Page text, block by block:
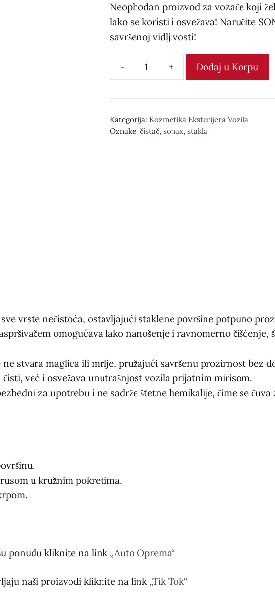
Neophodan proizvod za vozače koji
lako se koristi i osvežava! Naručite
savršenoj vidljivosti!
-
SONAX
количина
+ Dodaj u Korpu
Kategorija: Kozmetika Eksterijera Vozila
Oznake: čistač, sonax, stakla
vrste nečistoća, ostavljajući staklene površine potpuno
omogućava lako nanošenje i ravnomerno čišćenje,
ne stvara maglica ili mrlje, pružajući savršenu prozirnost bez
čisti, već i osvežava unutrašnjost vozila prijatnim mirisom.
za upotrebu i ne sadrže štetne hemikalije, čime se
u kružnim pokretima.
ponudu kliknite na link „Auto Oprema“
naši proizvodi kliknite na link „Tik Tok“